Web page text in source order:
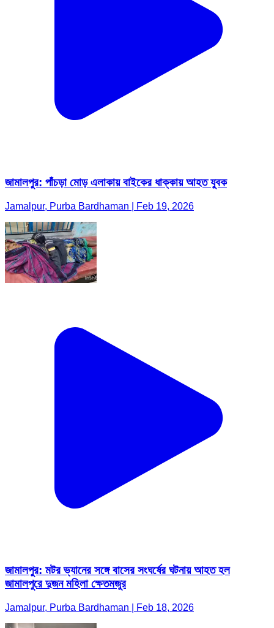
জামালপুর: পাঁচড়া মোড় এলাকায় বাইকের ধাক্কায় আহত যুবক
Jamalpur, Purba Bardhaman | Feb 19, 2026
জামালপুর: মটর ভ্যানের সঙ্গে বাসের সংঘর্ষের ঘটনায় আহত হল
জামালপুরে দুজন মহিলা ক্ষেতমজুর
Jamalpur, Purba Bardhaman | Feb 18, 2026